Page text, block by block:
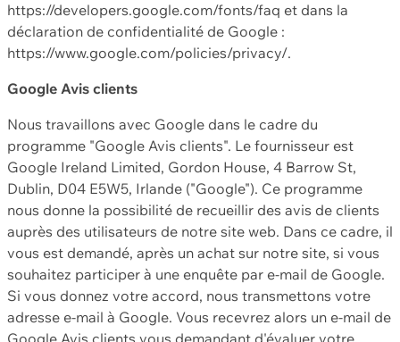
https://developers.google.com/fonts/faq et dans la
déclaration de confidentialité de Google :
https://www.google.com/policies/privacy/.
Google Avis clients
Nous travaillons avec Google dans le cadre du
programme "Google Avis clients". Le fournisseur est
Google Ireland Limited, Gordon House, 4 Barrow St,
Dublin, D04 E5W5, Irlande ("Google"). Ce programme
nous donne la possibilité de recueillir des avis de clients
auprès des utilisateurs de notre site web. Dans ce cadre, il
vous est demandé, après un achat sur notre site, si vous
souhaitez participer à une enquête par e-mail de Google.
Si vous donnez votre accord, nous transmettons votre
adresse e-mail à Google. Vous recevrez alors un e-mail de